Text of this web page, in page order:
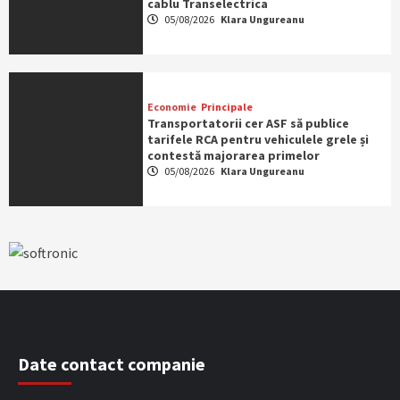
cablu Transelectrica
05/08/2026 Klara Ungureanu
Economie Principale
Transportatorii cer ASF să publice
tarifele RCA pentru vehiculele grele și
contestă majorarea primelor
05/08/2026 Klara Ungureanu
Date contact companie